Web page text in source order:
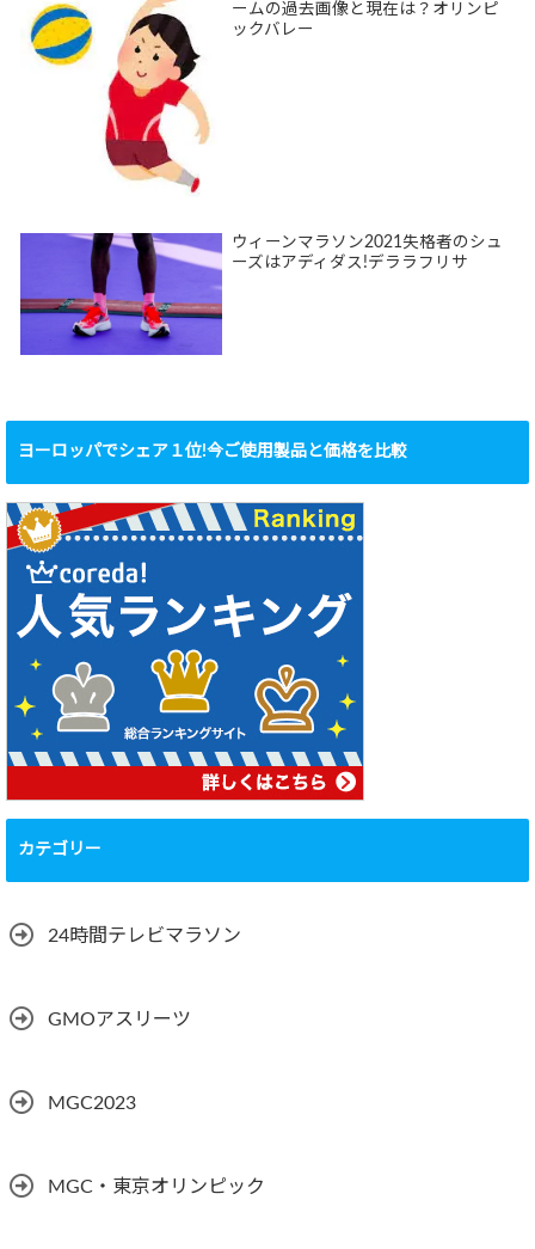
ームの過去画像と現在は？オリンピ
ックバレー
ウィーンマラソン2021失格者のシュ
ーズはアディダス!デララフリサ
ヨーロッパでシェア１位!今ご使用製品と価格を比較
カテゴリー
24時間テレビマラソン
GMOアスリーツ
MGC2023
MGC・東京オリンピック